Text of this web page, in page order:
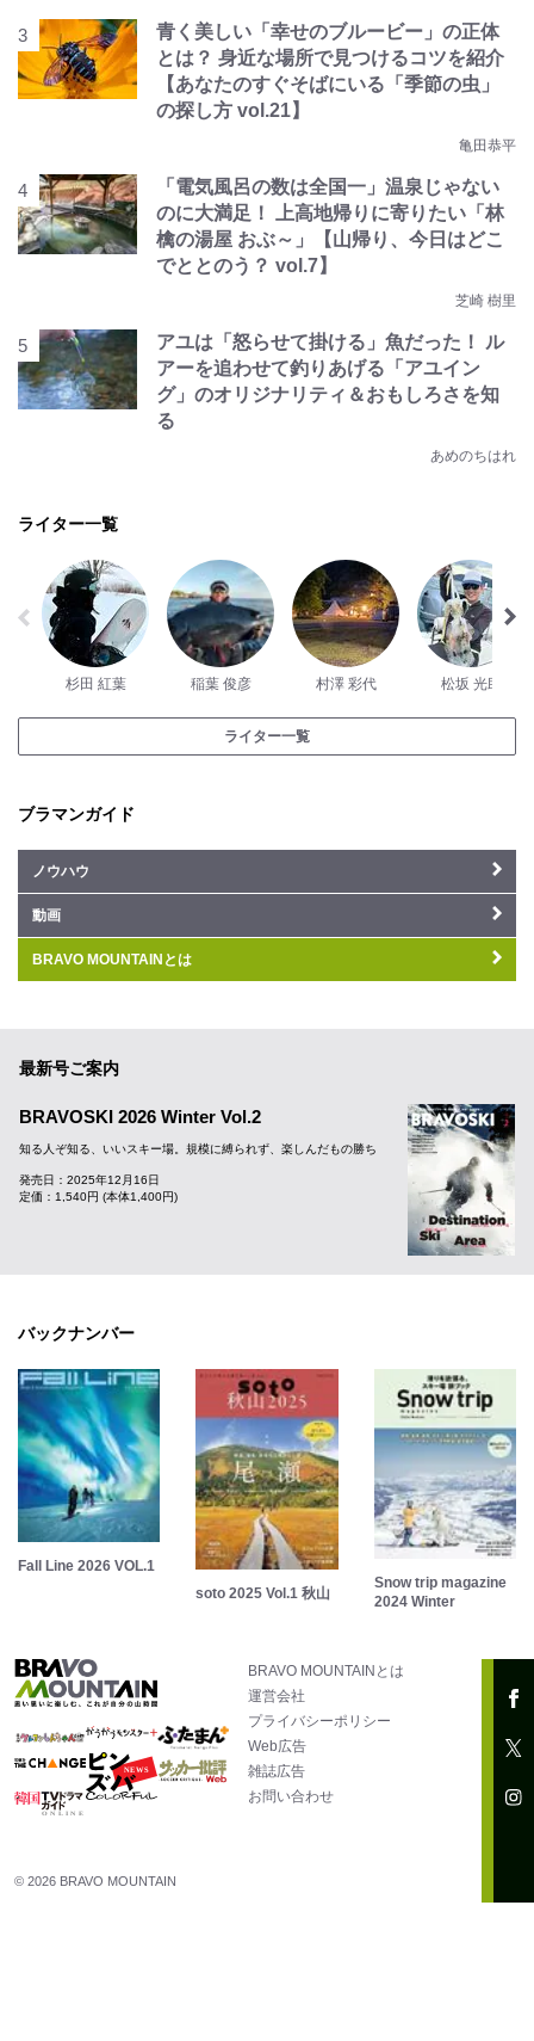
青く美しい「幸せのブルービー」の正体
とは？ 身近な場所で見つけるコツを紹介
【あなたのすぐそばにいる「季節の虫」
の探し方 vol.21】
亀田恭平
「電気風呂の数は全国一」温泉じゃない
のに大満足！ 上高地帰りに寄りたい「林
檎の湯屋 おぶ～」【山帰り、今日はどこ
でととのう？ vol.7】
芝崎 樹里
アユは「怒らせて掛ける」魚だった！ ル
アーを追わせて釣りあげる「アユイン
グ」のオリジナリティ＆おもしろさを知
る
あめのちはれ
ライター一覧
杉田 紅葉 稲葉 俊彦 村澤 彩代 松坂 光助
ライター一覧
ブラマンガイド
ノウハウ
動画
BRAVO MOUNTAINとは
最新号ご案内
BRAVOSKI 2026 Winter Vol.2
知る人ぞ知る、いいスキー場。規模に縛られず、楽しんだもの勝ち
発売日：2025年12月16日
定価：1,540円 (本体1,400円)
バックナンバー
Fall Line 2026 VOL.1
soto 2025 Vol.1 秋山
Snow trip magazine
2024 Winter
BRAVO MOUNTAINとは
運営会社
プライバシーポリシー
Web広告
雑誌広告
お問い合わせ
© 2026 BRAVO MOUNTAIN